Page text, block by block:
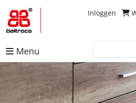
Inloggen
Menu